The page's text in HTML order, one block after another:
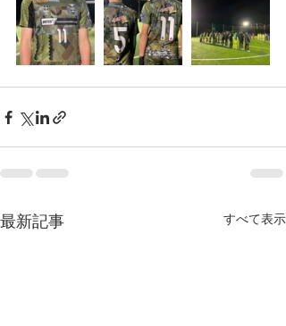
最新記事 すべて表示